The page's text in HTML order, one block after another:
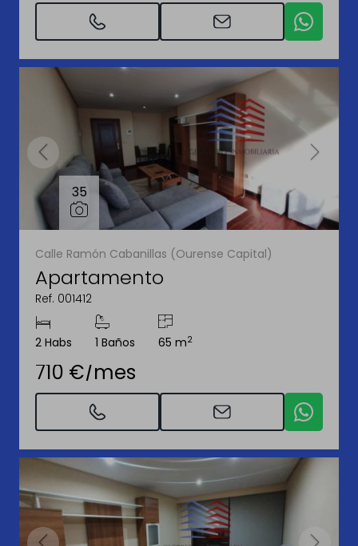
35
Calle Ramón Cabanillas (Ourense Capital)
Apartamento
Ref. 001412
2 Habs 1 Baños 65 m2
710 €/mes